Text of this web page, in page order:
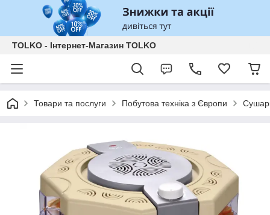
TOLKO - Інтернет-Магазин TOLKO
Товари та послуги Побутова техніка з Європи